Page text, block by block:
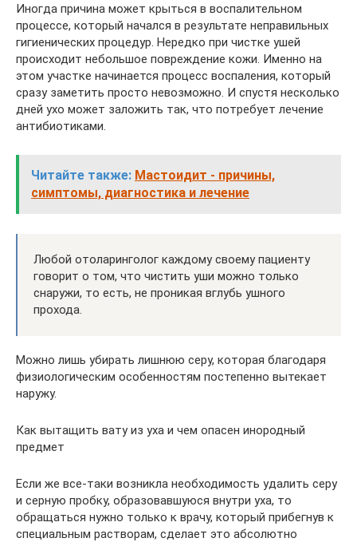
Иногда причина может крыться в воспалительном
процессе, который начался в результате неправильных
гигиенических процедур. Нередко при чистке ушей
происходит небольшое повреждение кожи. Именно на
этом участке начинается процесс воспаления, который
сразу заметить просто невозможно. И спустя несколько
дней ухо может заложить так, что потребует лечение
антибиотиками.
Читайте также: Мастоидит - причины,
симптомы, диагностика и лечение
Любой отоларинголог каждому своему пациенту
говорит о том, что чистить уши можно только
снаружи, то есть, не проникая вглубь ушного
прохода.
Можно лишь убирать лишнюю серу, которая благодаря
физиологическим особенностям постепенно вытекает
наружу.
Как вытащить вату из уха и чем опасен инородный
предмет
Если же все-таки возникла необходимость удалить серу
и серную пробку, образовавшуюся внутри уха, то
обращаться нужно только к врачу, который прибегнув к
специальным растворам, сделает это абсолютно